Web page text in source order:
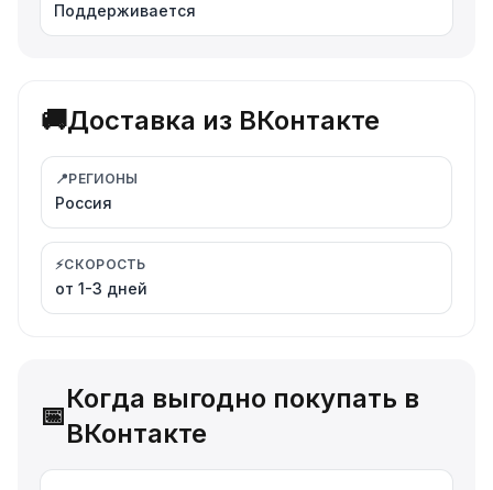
Поддерживается
🚚Доставка из ВКонтакте
📍РЕГИОНЫ
Россия
⚡СКОРОСТЬ
от 1-3 дней
📅
Когда выгодно покупать в
ВКонтакте